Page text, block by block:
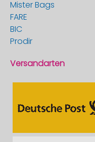
Mister Bags
FARE
BIC
Prodir
Versandarten